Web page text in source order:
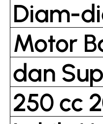
Diam-
Motor
dan
250 cc